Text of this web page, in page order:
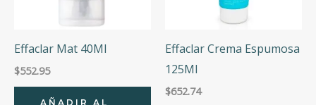
Effaclar Mat 40Ml
$552.95
AÑADIR AL
Effaclar Crema Espumosa
125Ml
$652.74